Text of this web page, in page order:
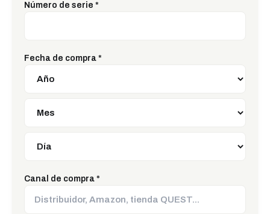
Número de serie *
Fecha de compra *
Canal de compra *